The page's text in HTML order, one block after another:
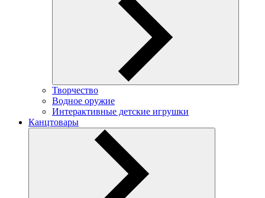
Творчество
Водное оружие
Интерактивные детские игрушки
Канцтовары